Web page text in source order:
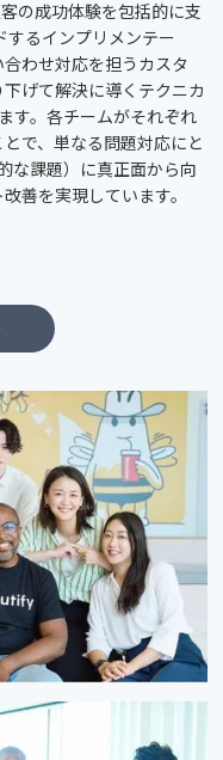
の成功体験を包括的に支
するインプリメンテー
わせ対応を担うカスタ
げて解決に導くテクニカ
す。各チームがそれぞれ
で、単なる問題対応にと
な課題）に真正面から向
善を実現しています。